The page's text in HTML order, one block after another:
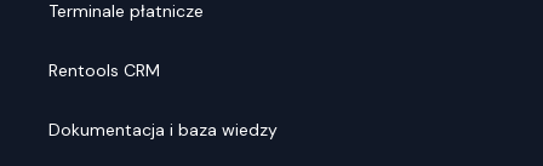
Terminale płatnicze
Rentools CRM
Dokumentacja i baza wiedzy